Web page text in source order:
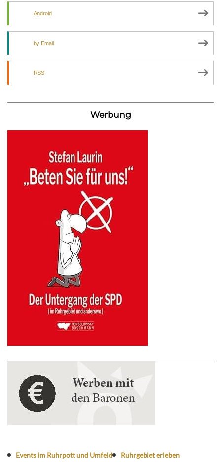
Android
by Email
RSS
Werbung
Events im Ruhrpott und Umfeld Ruhrgebiet erleben